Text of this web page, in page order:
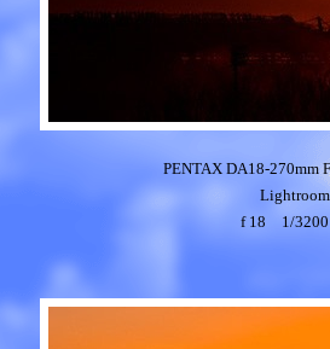
PENTAX DA18-270mm
f 18 1/